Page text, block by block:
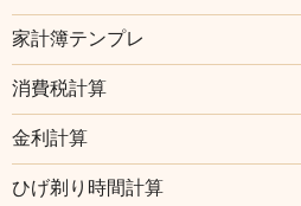
家計簿テンプレ
消費税計算
金利計算
ひげ剃り時間計算